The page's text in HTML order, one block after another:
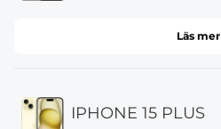
Läs mer
IPHONE 15 PLUS